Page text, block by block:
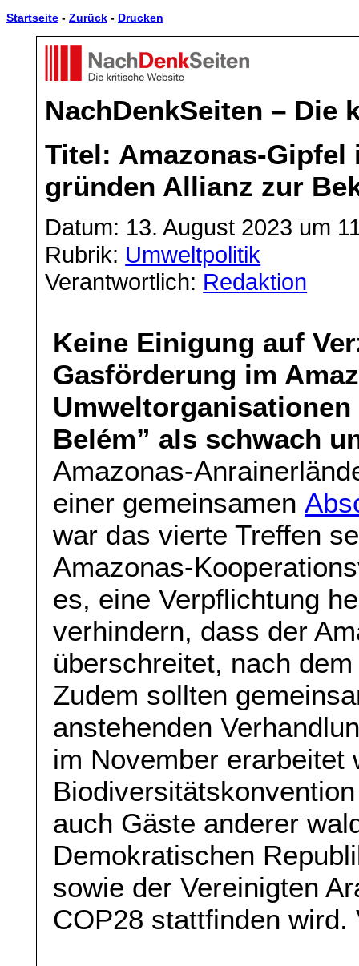
Startseite - Zurück - Drucken
NachDenkSeiten – Die
Titel: Amazonas-
gründen Allianz zur
Datum: 13. August 2023 um
Rubrik: Umweltpolitik
Verantwortlich: Redaktion
Keine Einigung auf
Gasförderung im
Belém” als schwach
Amazonas-
einer gemeinsamen
war das vierte Treffen
Amazonas-
es, eine Verpflichtung
verhindern, dass der
überschreitet, nach
Zudem sollten
anstehenden
im November erarbeitet
auch Gäste anderer
Demokratischen
sowie der Vereinigten
COP28 stattfinden